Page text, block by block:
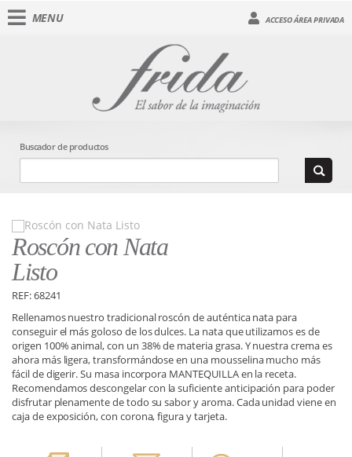
MENU ACCESO ÁREA PRIVADA
Buscador de productos
Roscón con Nata
Listo
REF: 68241
Rellenamos nuestro tradicional roscón de auténtica nata para
conseguir el más goloso de los dulces. La nata que utilizamos es de
origen 100% animal, con un 38% de materia grasa. Y nuestra crema es
ahora más ligera, transformándose en una mousselina mucho más
fácil de digerir. Su masa incorpora MANTEQUILLA en la receta.
Recomendamos descongelar con la suficiente anticipación para poder
disfrutar plenamente de todo su sabor y aroma. Cada unidad viene en
caja de exposición, con corona, figura y tarjeta.